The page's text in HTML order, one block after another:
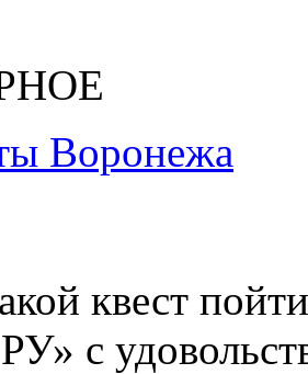
Воронежа
квест
с